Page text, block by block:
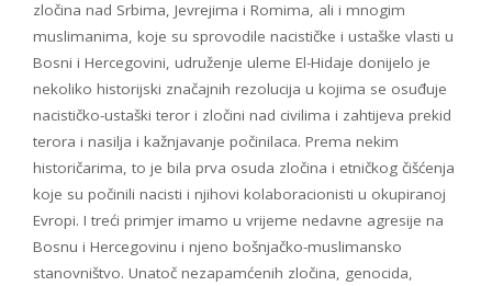
zločina nad Srbima, Jevrejima i Romima, ali i mnogim
muslimanima, koje su sprovodile nacističke i ustaške vlasti u
Bosni i Hercegovini, udruženje uleme El-Hidaje donijelo je
nekoliko historijski značajnih rezolucija u kojima se osuđuje
nacističko-ustaški teror i zločini nad civilima i zahtijeva prekid
terora i nasilja i kažnjavanje počinilaca. Prema nekim
historičarima, to je bila prva osuda zločina i etničkog čišćenja
koje su počinili nacisti i njihovi kolaboracionisti u okupiranoj
Evropi. I treći primjer imamo u vrijeme nedavne agresije na
Bosnu i Hercegovinu i njeno bošnjačko-muslimansko
stanovništvo. Unatoč nezapamćenih zločina, genocida,